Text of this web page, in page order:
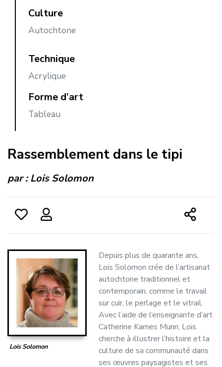
Culture
Autochtone
Technique
Acrylique
Forme d’art
Tableau
Rassemblement dans le tipi
par :Lois Solomon
Lois Solomon
Depuis plus de quarante ans,
Lois Solomon crée de l’artisanat
autochtone traditionnel et
contemporain, comme le travail
sur cuir, le perlage et le vitrail.
Avec l’aide de l’enseignante d’art
Catherine Karnes Munn, Lois
cherche à illustrer l’histoire et la
culture de sa communauté dans
ses œuvres paysagistes et ses